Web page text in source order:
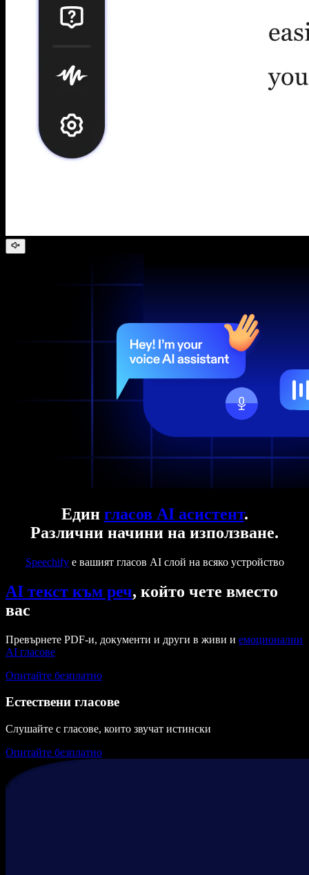
Един гласов AI асистент.
Различни начини на използване.
Speechifyе вашият гласов AI слой на всяко устройство
AI текст към реч, който чете вместо
вас
Превърнете PDF-и, документи и други в живи и емоционални
AI гласове
Опитайте безплатно
Естествени гласове
Слушайте с гласове, които звучат истински
Опитайте безплатно